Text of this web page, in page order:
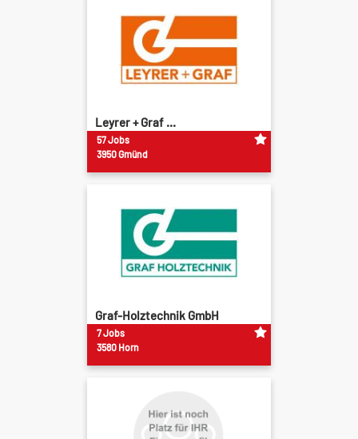
Leyrer + Graf ...
57 Jobs
3950 Gmünd
Graf-Holztechnik GmbH
7 Jobs
3580 Horn